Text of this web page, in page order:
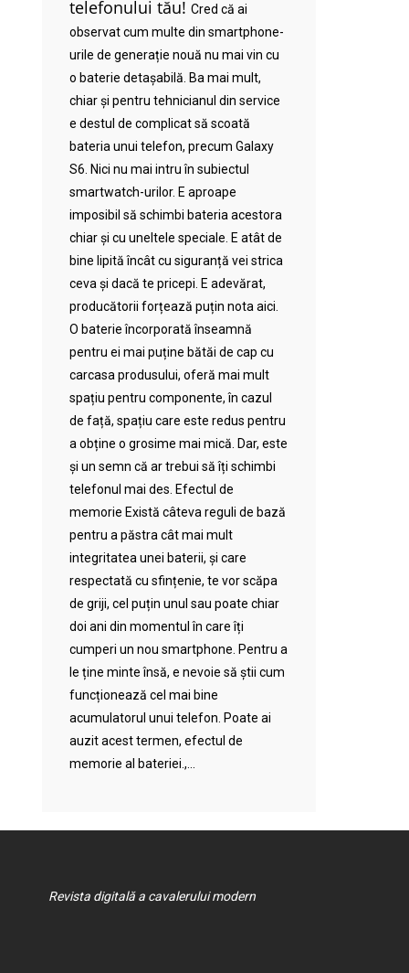
telefonului tău! Cred că ai
observat cum multe din smartphone-
urile de generație nouă nu mai vin cu
o baterie detașabilă. Ba mai mult,
chiar și pentru tehnicianul din service
e destul de complicat să scoată
bateria unui telefon, precum Galaxy
S6. Nici nu mai intru în subiectul
smartwatch-urilor. E aproape
imposibil să schimbi bateria acestora
chiar și cu uneltele speciale. E atât de
bine lipită încât cu siguranță vei strica
ceva și dacă te pricepi. E adevărat,
producătorii forțează puțin nota aici.
O baterie încorporată înseamnă
pentru ei mai puține bătăi de cap cu
carcasa produsului, oferă mai mult
spațiu pentru componente, în cazul
de față, spațiu care este redus pentru
a obține o grosime mai mică. Dar, este
și un semn că ar trebui să îți schimbi
telefonul mai des. Efectul de
memorie Există câteva reguli de bază
pentru a păstra cât mai mult
integritatea unei baterii, și care
respectată cu sfințenie, te vor scăpa
de griji, cel puțin unul sau poate chiar
doi ani din momentul în care îți
cumperi un nou smartphone. Pentru a
le ține minte însă, e nevoie să știi cum
funcționează cel mai bine
acumulatorul unui telefon. Poate ai
auzit acest termen, efectul de
memorie al bateriei.,...
Revista digitală a cavalerului modern